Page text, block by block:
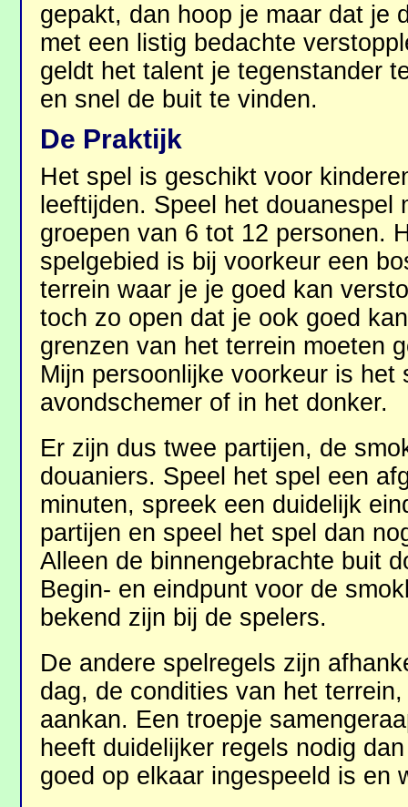
gepakt, dan hoop je maar dat je
met een listig bedachte
geldt het talent je tegenstander
en snel de buit te vinden.
De Praktijk
Het spel is geschikt voor
leeftijden. Speel het douanespel
groepen van 6 tot 12 personen.
spelgebied is bij voorkeur een
terrein waar je je goed kan
toch zo open dat je ook goed
grenzen van het terrein moeten
Mijn persoonlijke voorkeur is het
avondschemer of in het donker.
Er zijn dus twee partijen, de
douaniers. Speel het spel een
minuten, spreek een duidelijk
partijen en speel het spel dan
Alleen de binnengebrachte buit
Begin- en eindpunt voor de
bekend zijn bij de spelers.
De andere spelregels zijn
dag, de condities van het
aankan. Een troepje
heeft duidelijker regels nodig
goed op elkaar ingespeeld is en